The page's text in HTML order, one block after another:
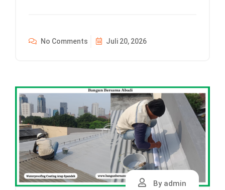
No Comments Juli 20, 2026
By admin